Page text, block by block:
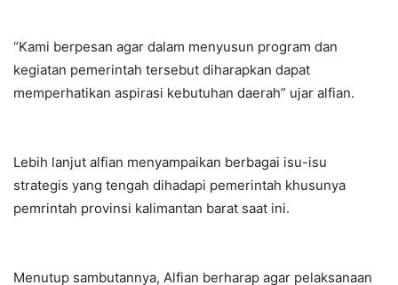
“Kami berpesan agar dalam menyusun program dan
kegiatan pemerintah tersebut diharapkan dapat
memperhatikan aspirasi kebutuhan daerah” ujar alfian.
Lebih lanjut alfian menyampaikan berbagai isu-isu
strategis yang tengah dihadapi pemerintah khusunya
pemrintah provinsi kalimantan barat saat ini.
Menutup sambutannya, Alfian berharap agar pelaksanaan